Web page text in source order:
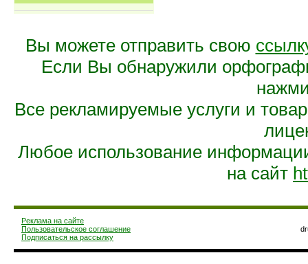
Вы можете отправить свою
Если Вы обнаружили
Все рекламируемые услуги и
Любое использование
на сайт
Реклама на сайте
Пользовательское соглашение
Подписаться на рассылку